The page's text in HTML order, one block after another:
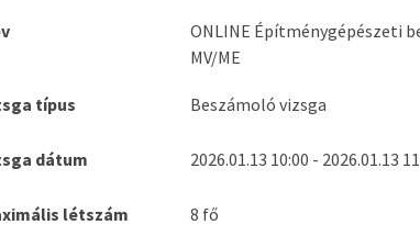
ONLINE Építménygépészeti
MV/ME
típus Beszámoló vizsga
dátum 2026.01.13 10:00 - 2026.01.13
létszám 8 fő